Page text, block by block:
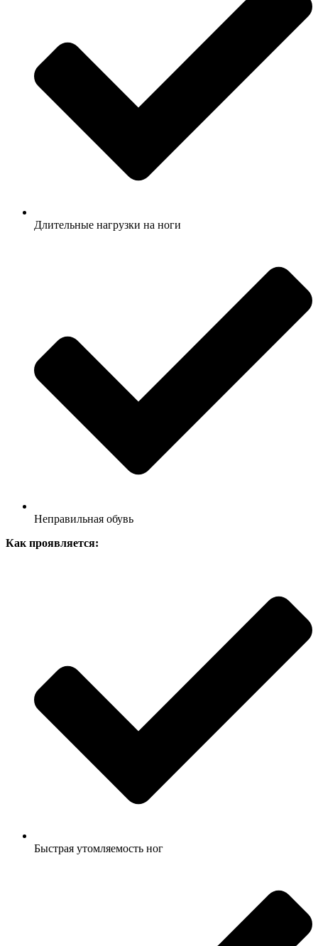
Длительные нагрузки на ноги
Неправильная обувь
Как проявляется:
Быстрая утомляемость ног